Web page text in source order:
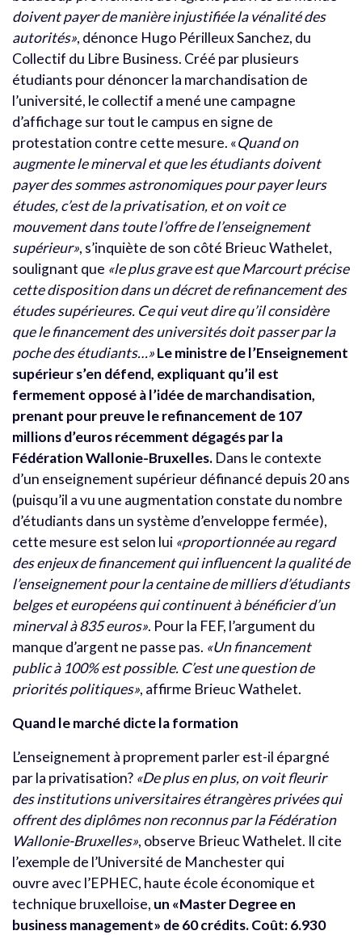
doivent payer de manière injustifiée la vénalité des
autorités», dénonce Hugo Périlleux Sanchez, du
Collectif du Libre Business. Créé par plusieurs
étudiants pour dénoncer la marchandisation de
l’université, le collectif a mené une campagne
d’affichage sur tout le campus en signe de
protestation contre cette mesure. «Quand on
augmente le minerval et que les étudiants doivent
payer des sommes astronomiques pour payer leurs
études, c’est de la privatisation, et on voit ce
mouvement dans toute l’offre de l’enseignement
supérieur», s’inquiète de son côté Brieuc Wathelet,
soulignant que «le plus grave est que Marcourt précise
cette disposition dans un décret de refinancement des
études supérieures. Ce qui veut dire qu’il considère
que le financement des universités doit passer par la
poche des étudiants…»Le ministre de l’Enseignement
supérieur s’en défend, expliquant qu’il est
fermement opposé à l’idée de marchandisation,
prenant pour preuve le refinancement de 107
millions d’euros récemment dégagés par la
Fédération Wallonie-Bruxelles. Dans le contexte
d’un enseignement supérieur définancé depuis 20 ans
(puisqu’il a vu une augmentation constate du nombre
d’étudiants dans un système d’enveloppe fermée),
cette mesure est selon lui «proportionnée au regard
des enjeux de financement qui influencent la qualité de
l’enseignement pour la centaine de milliers d’étudiants
belges et européens qui continuent à bénéficier d’un
minerval à 835 euros». Pour la FEF, l’argument du
manque d’argent ne passe pas. «Un financement
public à 100% est possible. C’est une question de
priorités politiques», affirme Brieuc Wathelet.
Quand le marché dicte la formation
L’enseignement à proprement parler est-il épargné
par la privatisation? «De plus en plus, on voit fleurir
des institutions universitaires étrangères privées qui
offrent des diplômes non reconnus par la Fédération
Wallonie-Bruxelles», observe Brieuc Wathelet. Il cite
l’exemple de l’Université de Manchester qui
ouvre avec l’EPHEC, haute école économique et
technique bruxelloise, un «Master Degree en
business management» de 60 crédits. Coût: 6.930